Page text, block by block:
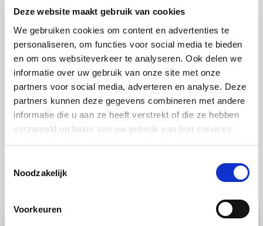
Deze website maakt gebruik van cookies
We gebruiken cookies om content en advertenties te
personaliseren, om functies voor social media te bieden
en om ons websiteverkeer te analyseren. Ook delen we
informatie over uw gebruik van onze site met onze
partners voor social media, adverteren en analyse. Deze
partners kunnen deze gegevens combineren met andere
informatie die u aan ze heeft verstrekt of die ze hebben
verzameld op basis van uw gebruik van hun services.
Noodzakelijk
Voorkeuren
Additionele bereidingstip van het Miele-kookteam:
Het is erg lekker om de rozijnen te wellen in zoete
witte wijn of sherry.
Ook lekker